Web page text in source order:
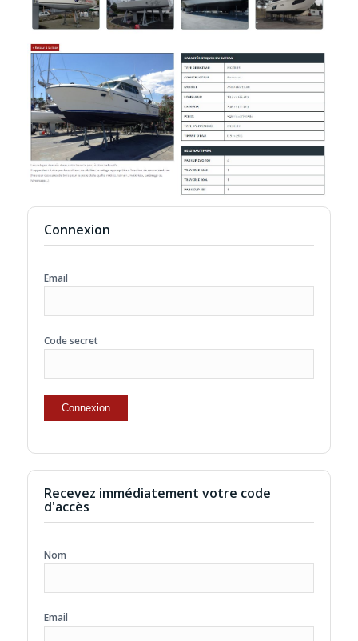
Connexion
Email
Code secret
Recevez immédiatement votre code
d'accès
Nom
Email